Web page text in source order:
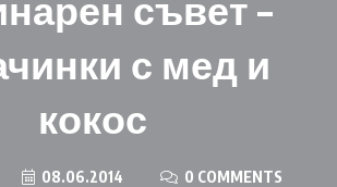
с мед и
кокос
08.06.2014
0 COMMENTS